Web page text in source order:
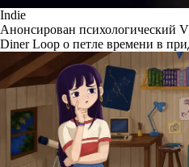
Indie
Анонсирован психологический
Diner Loop о петле времени в